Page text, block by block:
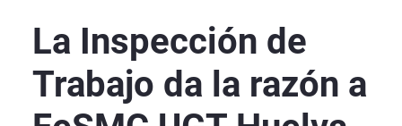
La Inspección de
Trabajo da la razón a